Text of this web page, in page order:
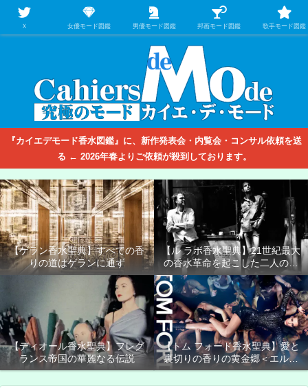
【映画/音楽の中のファッション＆香水】を徹底的に分析するファッション＆ア
パレル業界人のための学習サイト
『カイエデモード香水図鑑』に、新作発表会・内覧会・コンサル依頼を送
る ← 2026年春よりご依頼が殺到しております。
【ゲラン香水聖典】すべての香
りの道はゲランに通ず
【ル ラボ香水聖典】21世紀最大
の香水革命を起こした二人の男
たち
【ディオール香水聖典】フレグ
ランス帝国の華麗なる伝説
【トム フォード香水聖典】愛と
裏切りの香りの黄金郷＜エルド
ラド＞
Ｘ 女優モード図鑑 男優モード図鑑 邦画モード図鑑 歌手モード図鑑